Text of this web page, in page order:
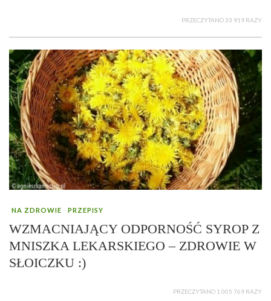
PRZECZYTANO 33 919 RAZY
NA ZDROWIE PRZEPISY
WZMACNIAJĄCY ODPORNOŚĆ SYROP Z
MNISZKA LEKARSKIEGO – ZDROWIE W
SŁOICZKU :)
PRZECZYTANO 1 005 769 RAZY